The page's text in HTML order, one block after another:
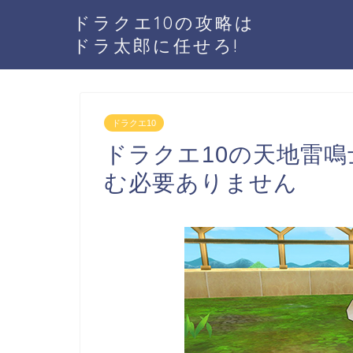
ドラクエ10の攻略は
ドラ太郎に任せろ!
ドラクエ10
ドラクエ10の天地雷
む必要ありません